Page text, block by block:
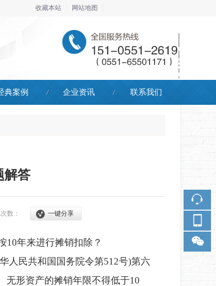
收藏本站 网站地图
典案例 企业资讯 联系我们
解答
数： 一键分享
10年来进行摊销扣除？
人民共和国国务院令第512号)第六
无形资产的摊销年限不得低于10